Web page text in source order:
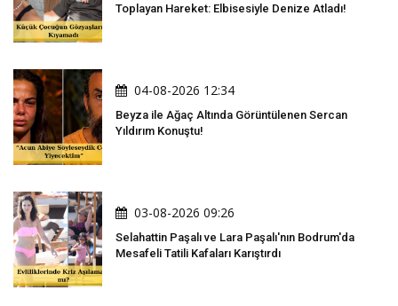
Toplayan Hareket: Elbisesiyle Denize Atladı!
04-08-2026 12:34
Beyza ile Ağaç Altında Görüntülenen Sercan
Yıldırım Konuştu!
03-08-2026 09:26
Selahattin Paşalı ve Lara Paşalı'nın Bodrum'da
Mesafeli Tatili Kafaları Karıştırdı